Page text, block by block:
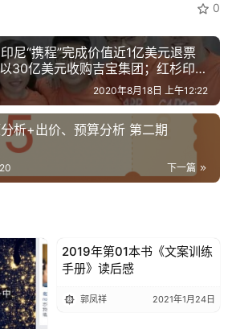
0
尼“携程”完成价值近1亿美元退票
30亿美元收购吉宝集团；红杉印度
平台
2020年8月18日 上午12:22
析+出价、预算分析 第二期
下一篇
出海头条
2019年第01本书《文案训练
手册》读后感
郭凤祥 2021年1月24日